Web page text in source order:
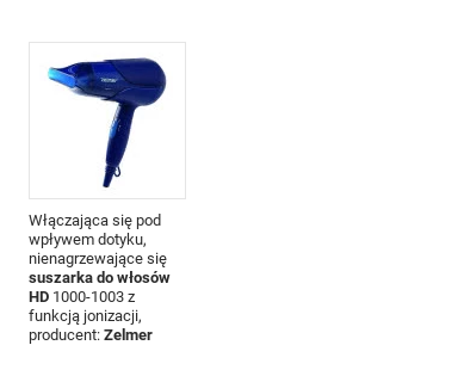
Włączająca się pod
wpływem dotyku,
nienagrzewające się
suszarka do włosów
HD 1000-1003 z
funkcją jonizacji,
producent: Zelmer